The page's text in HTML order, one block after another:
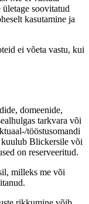
soovitatud
kasutamine ja
ei võeta vastu, kui
domeenide,
tarkvara või
tööstusomandi
kuulub Blickersile või
on reserveeritud.
milleks me või